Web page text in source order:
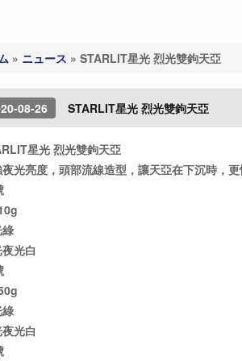
» ニュース » STARLIT星光 烈光雙鉤天亞
08-26 STARLIT星光 烈光雙鉤天亞
星光 烈光雙鉤天亞
夜光亮度，頭部流線造型，讓天亞在下沉時，
光白
光白